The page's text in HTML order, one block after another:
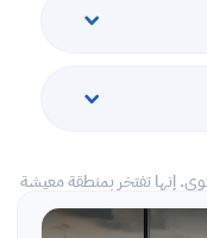
إنها تفتخر بمنطقة معيشة
مغطاة بأرضيات